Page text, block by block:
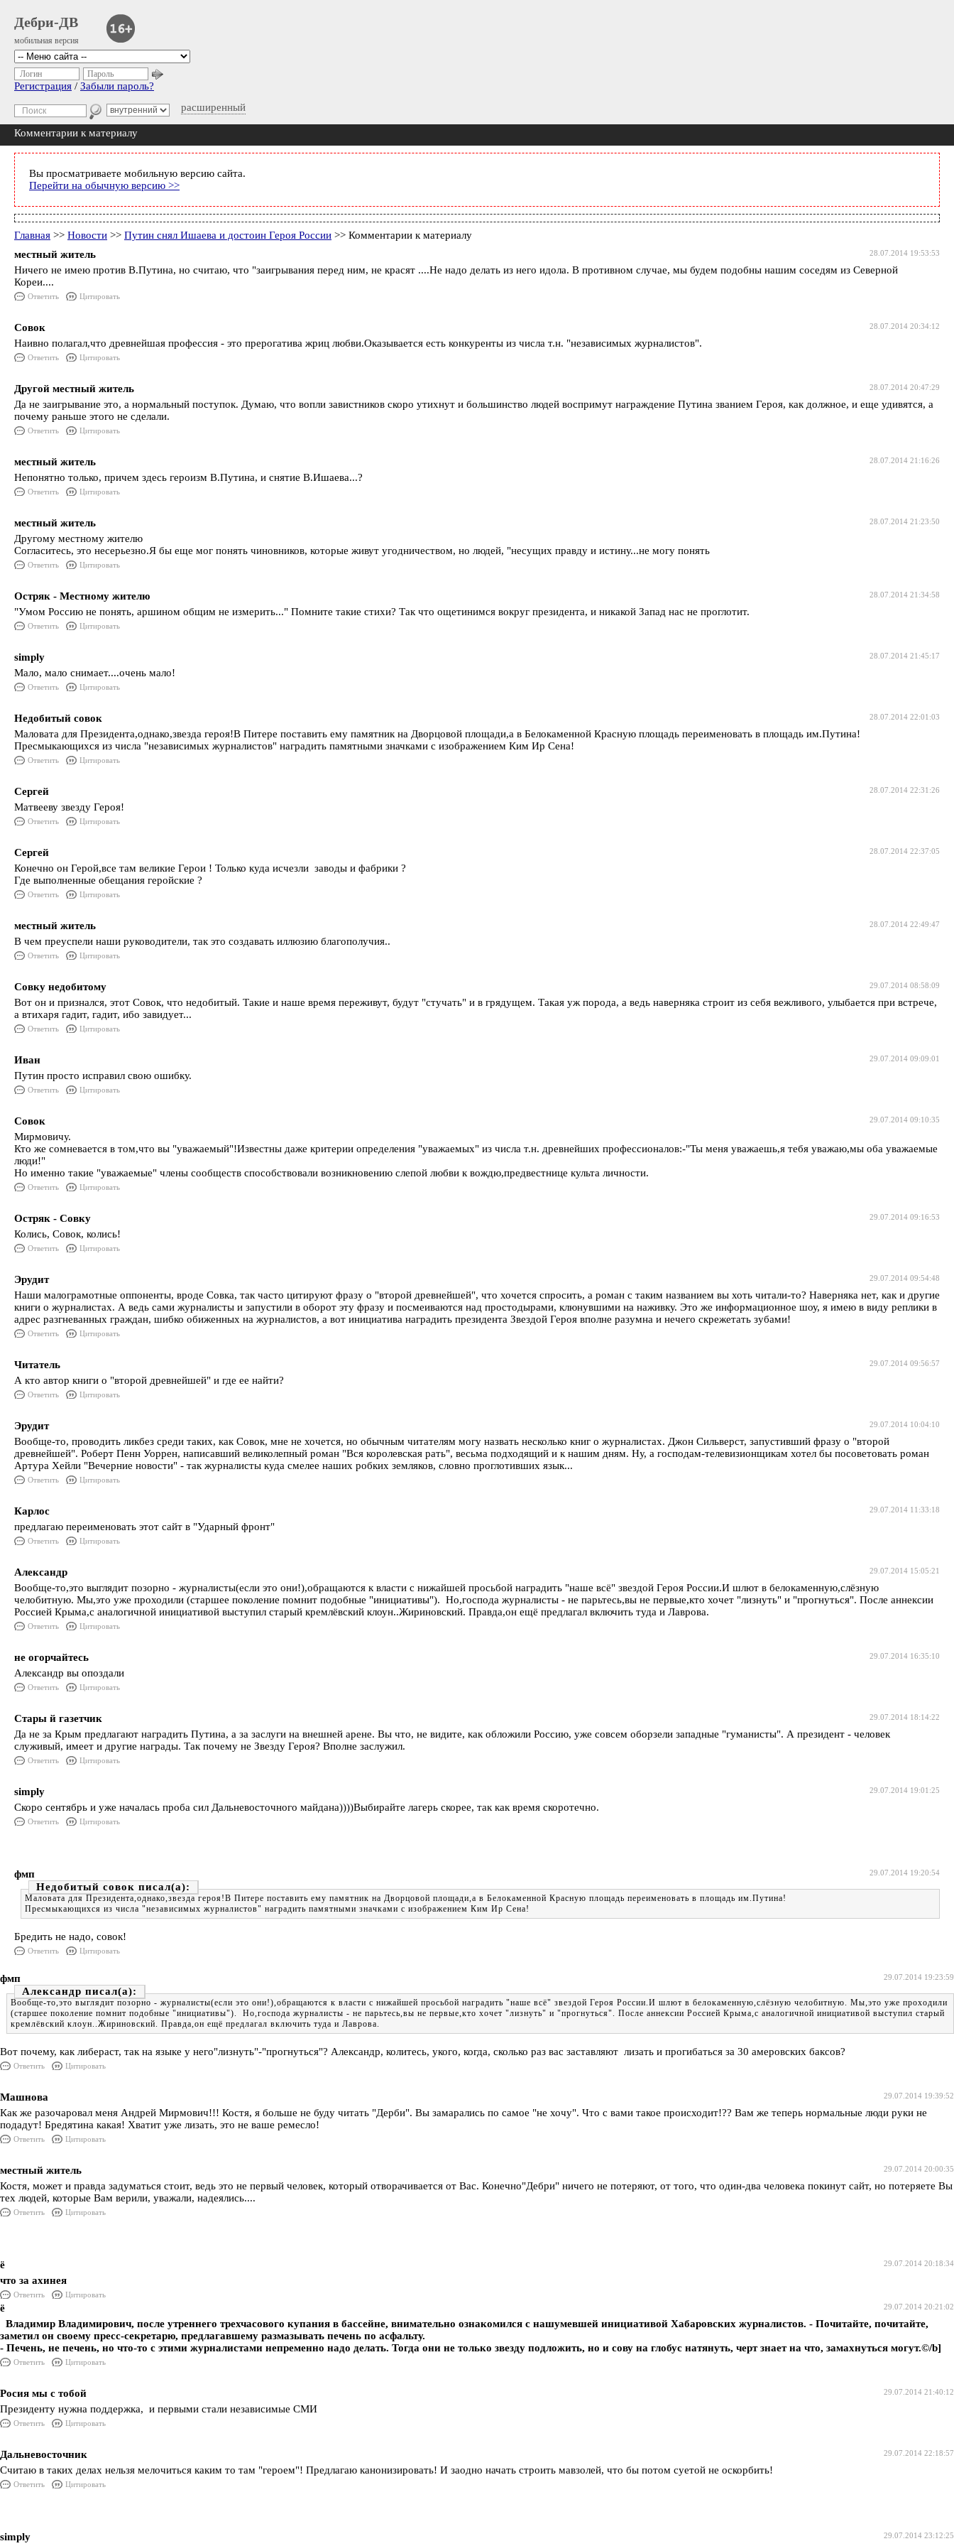
Дебри-ДВ
мобильная версия
расширенный
Логин Пароль
Регистрация / Забыли пароль?
Комментарии к материалу
Вы просматриваете мобильную версию сайта.
Перейти на обычную версию >>
Главная >> Новости >> Путин снял Ишаева и достоин Героя России >> Комментарии к материалу
28.07.2014 19:53:53
местный житель
Ничего не имею против В.Путина, но считаю, что "заигрывания перед ним, не красят ....Не надо делать из него идола. В противном случае, мы будем подобны нашим соседям из Северной
Кореи....
Ответить Цитировать
28.07.2014 20:34:12
Совок
Наивно полагал,что древнейшая профессия - это прерогатива жриц любви.Оказывается есть конкуренты из числа т.н. "независимых журналистов".
Ответить Цитировать
28.07.2014 20:47:29
Другой местный житель
Да не заигрывание это, а нормальный поступок. Думаю, что вопли завистников скоро утихнут и большинство людей воспримут награждение Путина званием Героя, как должное, и еще удивятся, а
почему раньше этого не сделали.
Ответить Цитировать
28.07.2014 21:16:26
местный житель
Непонятно только, причем здесь героизм В.Путина, и снятие В.Ишаева...?
Ответить Цитировать
28.07.2014 21:23:50
местный житель
Другому местному жителю
Согласитесь, это несерьезно.Я бы еще мог понять чиновников, которые живут угодничеством, но людей, "несущих правду и истину...не могу понять
Ответить Цитировать
28.07.2014 21:34:58
Остряк - Местному жителю
"Умом Россию не понять, аршином общим не измерить..." Помните такие стихи? Так что ощетинимся вокруг президента, и никакой Запад нас не проглотит.
Ответить Цитировать
28.07.2014 21:45:17
simply
Мало, мало снимает....очень мало!
Ответить Цитировать
28.07.2014 22:01:03
Недобитый совок
Маловата для Президента,однако,звезда героя!В Питере поставить ему памятник на Дворцовой площади,а в Белокаменной Красную площадь переименовать в площадь им.Путина!
Пресмыкающихся из числа "независимых журналистов" наградить памятными значками с изображением Ким Ир Сена!
Ответить Цитировать
28.07.2014 22:31:26
Сергей
Матвееву звезду Героя!
Ответить Цитировать
28.07.2014 22:37:05
Сергей
Конечно он Герой,все там великие Герои ! Только куда исчезли заводы и фабрики ?
Где выполненные обещания геройские ?
Ответить Цитировать
28.07.2014 22:49:47
местный житель
В чем преуспели наши руководители, так это создавать иллюзию благополучия..
Ответить Цитировать
29.07.2014 08:58:09
Совку недобитому
Вот он и признался, этот Совок, что недобитый. Такие и наше время переживут, будут "стучать" и в грядущем. Такая уж порода, а ведь наверняка строит из себя вежливого, улыбается при встрече,
а втихаря гадит, гадит, ибо завидует...
Ответить Цитировать
29.07.2014 09:09:01
Иван
Путин просто исправил свою ошибку.
Ответить Цитировать
29.07.2014 09:10:35
Совок
Мирмовичу.
Кто же сомневается в том,что вы "уважаемый"!Известны даже критерии определения "уважаемых" из числа т.н. древнейших профессионалов:-"Ты меня уважаешь,я тебя уважаю,мы оба уважаемые
люди!"
Но именно такие "уважаемые" члены сообществ способствовали возникновению слепой любви к вождю,предвестнице культа личности.
Ответить Цитировать
29.07.2014 09:16:53
Остряк - Совку
Колись, Совок, колись!
Ответить Цитировать
29.07.2014 09:54:48
Эрудит
Наши малограмотные оппоненты, вроде Совка, так часто цитируют фразу о "второй древнейшей", что хочется спросить, а роман с таким названием вы хоть читали-то? Наверняка нет, как и другие
книги о журналистах. А ведь сами журналисты и запустили в оборот эту фразу и посмеиваются над простодырами, клюнувшими на наживку. Это же информационное шоу, я имею в виду реплики в
адрес разгневанных граждан, шибко обиженных на журналистов, а вот инициатива наградить президента Звездой Героя вполне разумна и нечего скрежетать зубами!
Ответить Цитировать
29.07.2014 09:56:57
Читатель
А кто автор книги о "второй древнейшей" и где ее найти?
Ответить Цитировать
29.07.2014 10:04:10
Эрудит
Вообще-то, проводить ликбез среди таких, как Совок, мне не хочется, но обычным читателям могу назвать несколько книг о журналистах. Джон Сильверст, запустивший фразу о "второй
древнейшей". Роберт Пенн Уоррен, написавший великолепный роман "Вся королевская рать", весьма подходящий и к нашим дням. Ну, а господам-телевизионщикам хотел бы посоветовать роман
Артура Хейли "Вечерние новости" - так журналисты куда смелее наших робких земляков, словно проглотивших язык...
Ответить Цитировать
29.07.2014 11:33:18
Карлос
предлагаю переименовать этот сайт в "Ударный фронт"
Ответить Цитировать
29.07.2014 15:05:21
Александр
Вообще-то,это выглядит позорно - журналисты(если это они!),обращаются к власти с нижайшей просьбой наградить "наше всё" звездой Героя России.И шлют в белокаменную,слёзную
челобитную. Мы,это уже проходили (старшее поколение помнит подобные "инициативы"). Но,господа журналисты - не парьтесь,вы не первые,кто хочет "лизнуть" и "прогнуться". После аннексии
Россией Крыма,с аналогичной инициативой выступил старый кремлёвский клоун..Жириновский. Правда,он ещё предлагал включить туда и Лаврова.
Ответить Цитировать
29.07.2014 16:35:10
не огорчайтесь
Александр вы опоздали
Ответить Цитировать
29.07.2014 18:14:22
Стары й газетчик
Да не за Крым предлагают наградить Путина, а за заслуги на внешней арене. Вы что, не видите, как обложили Россию, уже совсем оборзели западные "гуманисты". А президент - человек
служивый, имеет и другие награды. Так почему не Звезду Героя? Вполне заслужил.
Ответить Цитировать
29.07.2014 19:01:25
simply
Скоро сентябрь и уже началась проба сил Дальневосточного майдана))))Выбирайте лагерь скорее, так как время скоротечно.
Ответить Цитировать
29.07.2014 19:20:54
фмп
Недобитый совок
Маловата для Президента,однако,звезда героя!В Питере поставить ему памятник на Дворцовой площади,а в Белокаменной Красную площадь переименовать в площадь им.Путина!
Пресмыкающихся из числа "независимых журналистов" наградить памятными значками с изображением Ким Ир Сена!
Бредить не надо, совок!
Ответить Цитировать
29.07.2014 19:23:59
фмп
Александр
Вообще-то,это выглядит позорно - журналисты(если это они!),обращаются к власти с нижайшей просьбой наградить "наше всё" звездой Героя России.И шлют в белокаменную,слёзную челобитную. Мы,это уже проходили
(старшее поколение помнит подобные "инициативы"). Но,господа журналисты - не парьтесь,вы не первые,кто хочет "лизнуть" и "прогнуться". После аннексии Россией Крыма,с аналогичной инициативой выступил старый
кремлёвский клоун..Жириновский. Правда,он ещё предлагал включить туда и Лаврова.
Вот почему, как либераст, так на языке у него"лизнуть"-"прогнуться"? Александр, колитесь, укого, когда, сколько раз вас заставляют лизать и прогибаться за 30 амеровских баксов?
Ответить Цитировать
29.07.2014 19:39:52
Машнова
Как же разочаровал меня Андрей Мирмович!!! Костя, я больше не буду читать "Дерби". Вы замарались по самое "не хочу". Что с вами такое происходит!?? Вам же теперь нормальные люди руки не
подадут! Бредятина какая! Хватит уже лизать, это не ваше ремесло!
Ответить Цитировать
29.07.2014 20:00:35
местный житель
Костя, может и правда задуматься стоит, ведь это не первый человек, который отворачивается от Вас. Конечно"Дебри" ничего не потеряют, от того, что один-два человека покинут сайт, но потеряете Вы
тех людей, которые Вам верили, уважали, надеялись....
Ответить Цитировать
29.07.2014 20:18:34
ё
что за ахинея
Ответить
Цитировать
29.07.2014 20:21:02
ё
Владимир Владимирович, после утреннего трехчасового купания в бассейне, внимательно ознакомился с нашумевшей инициативой Хабаровских журналистов. - Почитайте, почитайте,
заметил он своему пресс-секретарю, предлагавшему размазывать печень по асфальту.
- Печень, не печень, но что-то с этими журналистами непременно надо делать. Тогда они не только звезду подложить, но и сову на глобус натянуть, черт знает на что, замахнуться могут.©/b]
Ответить Цитировать
29.07.2014 21:40:12
Росия мы с тобой
Президенту нужна поддержка, и первыми стали независимые СМИ
Ответить Цитировать
29.07.2014 22:18:57
Дальневосточник
Считаю в таких делах нельзя мелочиться каким то там "героем"! Предлагаю канонизировать! И заодно начать строить мавзолей, что бы потом суетой не оскорбить!
Ответить Цитировать
29.07.2014 23:12:25
simply